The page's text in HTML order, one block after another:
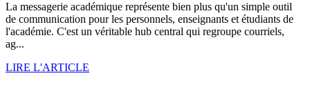
La messagerie académique représente bien plus qu'un simple outil
de communication pour les personnels, enseignants et étudiants de
l'académie. C'est un véritable hub central qui regroupe courriels,
ag...
LIRE L'ARTICLE